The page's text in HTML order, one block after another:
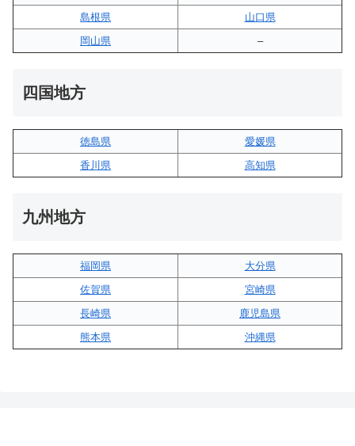
島根県
山口県
岡山県
–
四国地方
徳島県
愛媛県
香川県
高知県
九州地方
福岡県
大分県
佐賀県
宮崎県
長崎県
鹿児島県
熊本県
沖縄県